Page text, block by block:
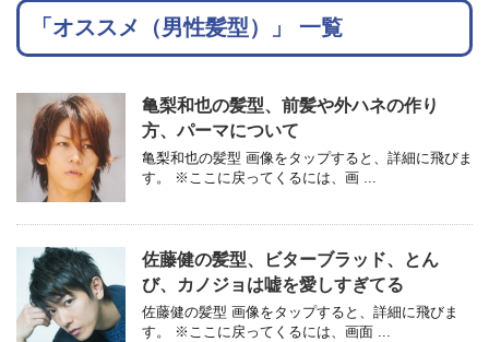
「オススメ（男性髪型）」 一覧
亀梨和也の髪型、前髪や外ハネの作り
方、パーマについて
亀梨和也の髪型 画像をタップすると、詳細に飛びま
す。 ※ここに戻ってくるには、画 ...
佐藤健の髪型、ビターブラッド、とん
び、カノジョは嘘を愛しすぎてる
佐藤健の髪型 画像をタップすると、詳細に飛びま
す。 ※ここに戻ってくるには、画面 ...